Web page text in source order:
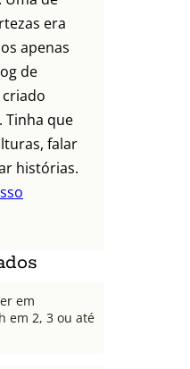
era
apenas
de
Tinha que
falar
histórias.
em
em 2, 3 ou até